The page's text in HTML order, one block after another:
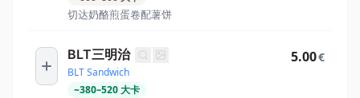
切达奶酪煎蛋卷配薯饼
BLT三明治
BLT Sandwich
~380–520大卡
5.00€